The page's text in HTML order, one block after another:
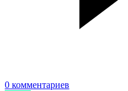
0 комментариев